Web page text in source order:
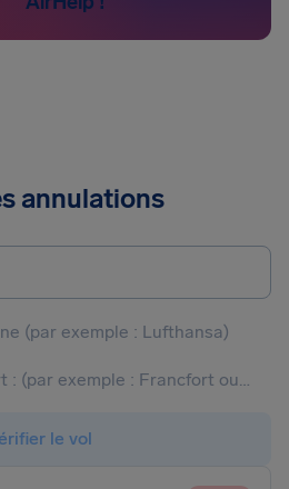
annulations
le vol